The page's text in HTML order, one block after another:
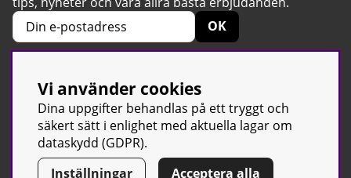
OK
4.6 Baserat på 2424 betyg
Vi använder cookies
Dina uppgifter behandlas på ett tryggt och
säkert sätt i enlighet med aktuella lagar om
dataskydd (GDPR).
Inställningar
Acceptera alla